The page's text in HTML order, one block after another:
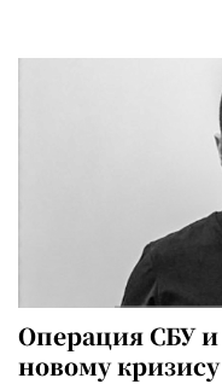
Операция СБУ и
новому